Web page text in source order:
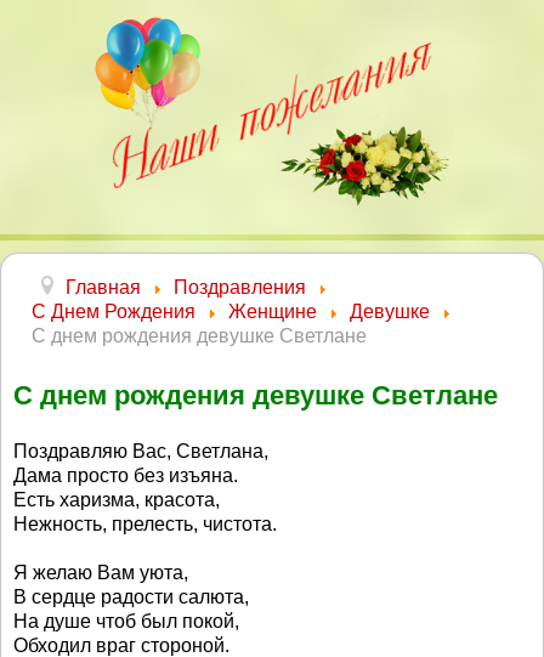
Главная
Поздравления
С Днем Рождения
Женщине
Девушке
С днем рождения девушке Светлане
С днем рождения девушке Светлане
Поздравляю Вас, Светлана,
Дама просто без изъяна.
Есть харизма, красота,
Нежность, прелесть, чистота.
Я желаю Вам уюта,
В сердце радости салюта,
На душе чтоб был покой,
Обходил враг стороной.